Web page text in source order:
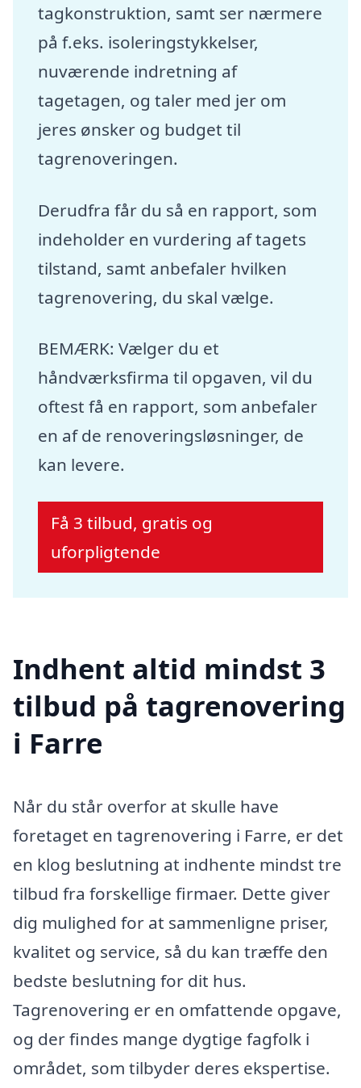
tagkonstruktion, samt ser nærmere
på f.eks. isoleringstykkelser,
nuværende indretning af
tagetagen, og taler med jer om
jeres ønsker og budget til
tagrenoveringen.
Derudfra får du så en rapport, som
indeholder en vurdering af tagets
tilstand, samt anbefaler hvilken
tagrenovering, du skal vælge.
BEMÆRK: Vælger du et
håndværksfirma til opgaven, vil du
oftest få en rapport, som anbefaler
en af de renoveringsløsninger, de
kan levere.
Få 3 tilbud, gratis og
uforpligtende
Indhent altid mindst 3
tilbud på tagrenovering
i Farre
Når du står overfor at skulle have
foretaget en tagrenovering i Farre, er det
en klog beslutning at indhente mindst tre
tilbud fra forskellige firmaer. Dette giver
dig mulighed for at sammenligne priser,
kvalitet og service, så du kan træffe den
bedste beslutning for dit hus.
Tagrenovering er en omfattende opgave,
og der findes mange dygtige fagfolk i
området, som tilbyder deres ekspertise.